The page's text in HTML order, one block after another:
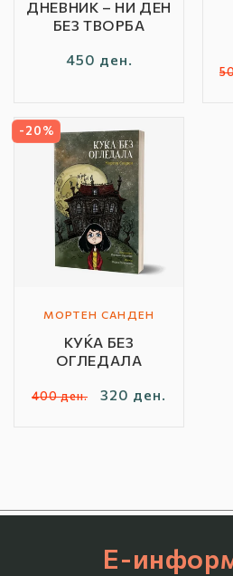
ДНЕВНИК – НИ ДЕН
БЕЗ ТВОРБА
Редовна
450 ден.
-20%
Автор
Бренд:
МОРТЕН САНДЕН
КУЌА БЕЗ
ОГЛЕДАЛА
Редовна
400 ден.
Продажна
320 ден.
Е-